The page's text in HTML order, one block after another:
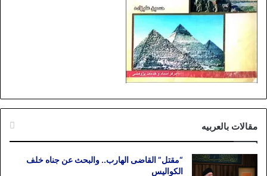
مقالات بالعربیه
“مقتل” القاضی الهارب.. والبحث عن جناه خلف
الکوالیس